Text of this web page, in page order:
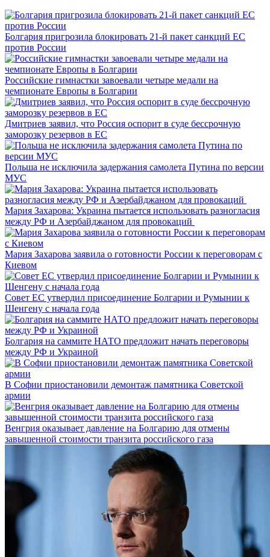
Болгария пригрозила блокировать 21-й пакет санкций ЕС
против России
Российские гимнастки завоевали четыре медали на
чемпионате Европы в Болгарии
Дмитриев заявил, что Россия оспорит в суде бессрочную
заморозку резервов в ЕС
Польша не исключила задержания самолета Путина по версии
МУС
Мария Захарова: Украина пытается использовать разногласия
между РФ и Азербайджаном для провокаций
Мария Захарова заявила о готовности России к переговорам с
Киевом
Совет ЕС утвердил присоединение Болгарии и Румынии к
Шенгену с начала года
Болгария на саммите НАТО предложит начать переговоры
между РФ и Украиной
В Софии приостановили демонтаж памятника Советской
армии
Венгрия оказывает давление на Болгарию для отмены
завышенной стоимости транзита российского газа